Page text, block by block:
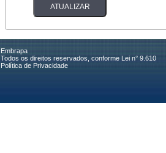
Embrapa
Todos os direitos reservados, conforme Lei n° 9.610
Política de Privacidade